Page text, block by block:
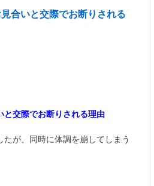
合いと交際でお断りされる
と交際でお断りされる理由
が、同時に体調を崩してしまう